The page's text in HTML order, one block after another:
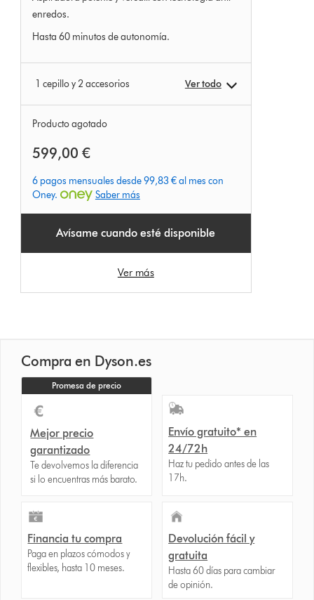
7476
Ratings
enredos.
Hasta 60 minutos de autonomía.
1 cepillo y 2 accesorios Ver todo
Producto agotado
599,00 €
6 pagos mensuales desde 99,83 € al mes con
Oney.
Saber más
Avísame cuando esté disponible
Ver más
Compra en Dyson.es
Promesa de precio
Mejor precio
garantizado
Te devolvemos la diferencia
si lo encuentras más barato.
Envío gratuito* en
24/72h
Haz tu pedido antes de las
17h.
Financia tu compra
Paga en plazos cómodos y
flexibles, hasta 10 meses.
Devolución fácil y
gratuita
Hasta 60 días para cambiar
de opinión.